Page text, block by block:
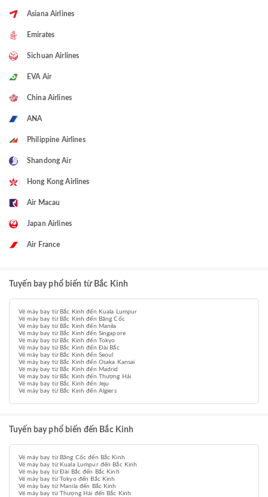
Asiana Airlines
Emirates
Sichuan Airlines
EVA Air
China Airlines
ANA
Philippine Airlines
Shandong Air
Hong Kong Airlines
Air Macau
Japan Airlines
Air France
Tuyến bay phổ biến từ Bắc Kinh
Vé máy bay từ Bắc Kinh đến Kuala Lumpur
Vé máy bay từ Bắc Kinh đến Băng Cốc
Vé máy bay từ Bắc Kinh đến Manila
Vé máy bay từ Bắc Kinh đến Singapore
Vé máy bay từ Bắc Kinh đến Tokyo
Vé máy bay từ Bắc Kinh đến Đài Bắc
Vé máy bay từ Bắc Kinh đến Seoul
Vé máy bay từ Bắc Kinh đến Osaka Kansai
Vé máy bay từ Bắc Kinh đến Madrid
Vé máy bay từ Bắc Kinh đến Thượng Hải
Vé máy bay từ Bắc Kinh đến Jeju
Vé máy bay từ Bắc Kinh đến Algiers
Tuyến bay phổ biến đến Bắc Kinh
Vé máy bay từ Băng Cốc đến Bắc Kinh
Vé máy bay từ Kuala Lumpur đến Bắc Kinh
Vé máy bay từ Đài Bắc đến Bắc Kinh
Vé máy bay từ Tokyo đến Bắc Kinh
Vé máy bay từ Manila đến Bắc Kinh
Vé máy bay từ Thượng Hải đến Bắc Kinh